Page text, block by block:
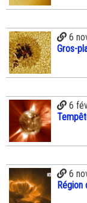
6
Gros-
6
6
Région